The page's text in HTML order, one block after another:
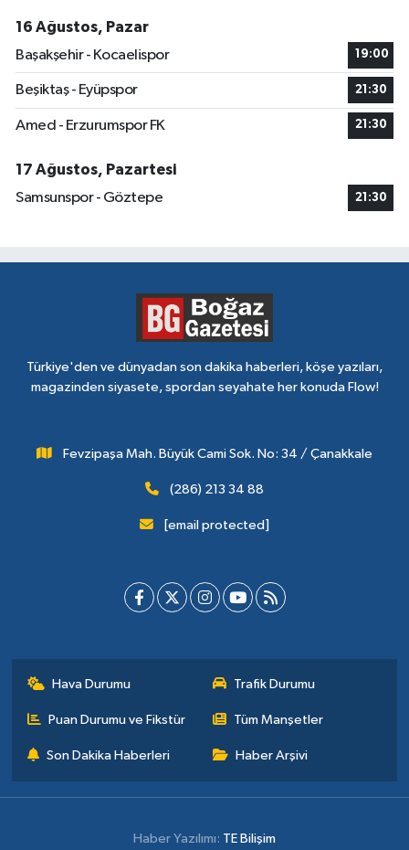
16 Ağustos, Pazar
Başakşehir - Kocaelispor
19:00
Beşiktaş - Eyüpspor 21:30
Amed - Erzurumspor FK 21:30
17 Ağustos, Pazartesi
Samsunspor - Göztepe
21:30
Türkiye'den ve dünyadan son dakika haberleri, köşe yazıları,
magazinden siyasete, spordan seyahate her konuda Flow!
Fevzipaşa Mah. Büyük Cami Sok. No: 34 / Çanakkale
(286) 213 34 88
[email protected]
Hava Durumu Trafik Durumu
Puan Durumu ve Fikstür Tüm Manşetler
Son Dakika Haberleri Haber Arşivi
Haber Yazılımı: TE Bilişim